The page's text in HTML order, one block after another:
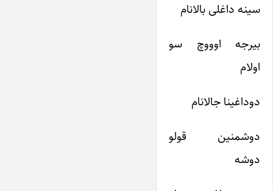
سینه داغلی بالانام
بیرجه اوووچ سو
اولام
دوداغینا جالانام
دوشمنین قولو
دوشه